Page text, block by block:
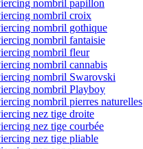
nombril papillon
nombril croix
nombril gothique
nombril fantaisie
nombril fleur
nombril cannabis
nombril Swarovski
nombril Playboy
nombril pierres naturelles
nez tige droite
nez tige courbée
nez tige pliable